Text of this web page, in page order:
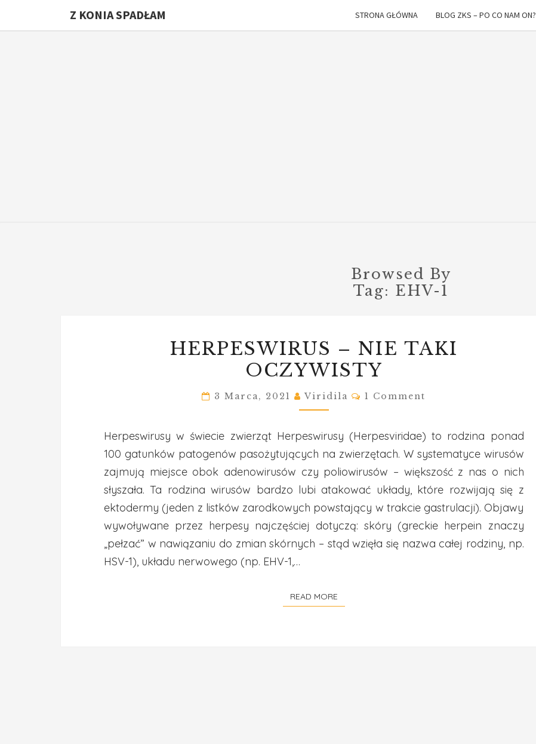
Z KONIA SPADŁAM STRONA GŁÓWNA BLOG ZKS – PO CO NAM ON?
Browsed By
Tag: EHV-1
–
NIE
TAKI
OCZYWISTY
HERPESWIRUS – NIE TAKI
OCZYWISTY
3 Marca, 2021 Viridila Comments
1 Comment
Herpeswirusy w świecie zwierząt Herpeswirusy (Herpesviridae) to rodzina ponad
100 gatunków patogenów pasożytujących na zwierzętach. W systematyce wirusów
zajmują miejsce obok adenowirusów czy poliowirusów – większość z nas o nich
słyszała. Ta rodzina wirusów bardzo lubi atakować układy, które rozwijają się z
ektodermy (jeden z listków zarodkowych powstający w trakcie gastrulacji). Objawy
wywoływane przez herpesy najczęściej dotyczą: skóry (greckie herpein znaczy
„pełzać” w nawiązaniu do zmian skórnych – stąd wzięła się nazwa całej rodziny, np.
HSV-1), układu nerwowego (np. EHV-1,…
READ MOREREAD MORE